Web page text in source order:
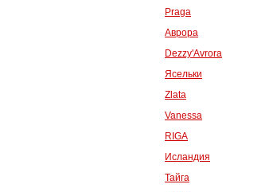
Praga
Аврора
Dezzy'Avrora
Ясельки
Zlata
Vanessa
RIGA
Исландия
Тайга